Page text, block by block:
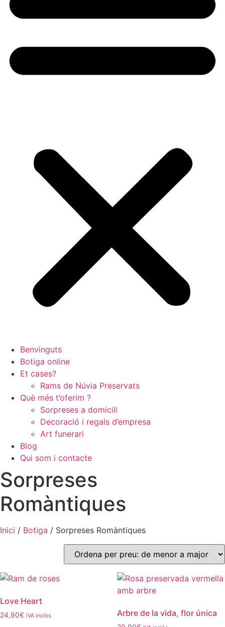
Benvinguts
Botiga online
Et cases?
Rams de Núvia Preservats
Què més t’oferim ?
Sorpreses a domicili
Decoració i regals d’empresa
Art funerari
Blog
Qui som i contacte
Sorpreses
Romàntiques
Inici / Botiga / Sorpreses Romàntiques
Love Heart
24,90€ IVA inclòs Arbre de la vida, flor única